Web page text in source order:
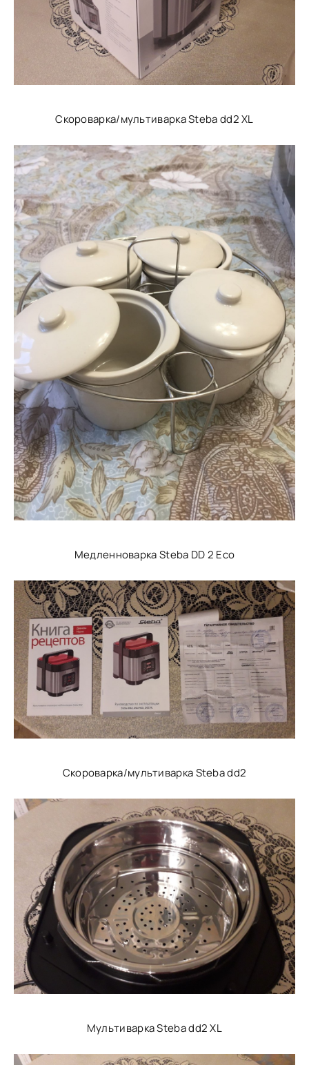
Скороварка/мультиварка Steba dd2 XL
Медленноварка Steba DD 2 Eco
Скороварка/мультиварка Steba dd2
Мультиварка Steba dd2 XL